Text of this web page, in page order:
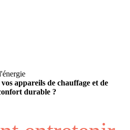
appareils de chauffage et de
durable ?